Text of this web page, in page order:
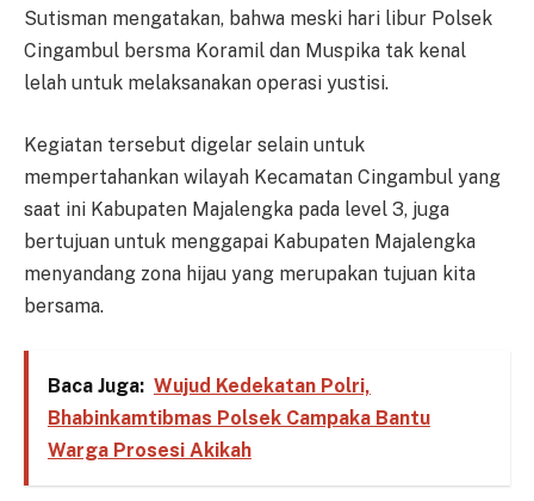
Sutisman mengatakan, bahwa meski hari libur Polsek
Cingambul bersma Koramil dan Muspika tak kenal
lelah untuk melaksanakan operasi yustisi.
Kegiatan tersebut digelar selain untuk
mempertahankan wilayah Kecamatan Cingambul yang
saat ini Kabupaten Majalengka pada level 3, juga
bertujuan untuk menggapai Kabupaten Majalengka
menyandang zona hijau yang merupakan tujuan kita
bersama.
Baca Juga: Wujud Kedekatan Polri,
Bhabinkamtibmas Polsek Campaka Bantu
Warga Prosesi Akikah